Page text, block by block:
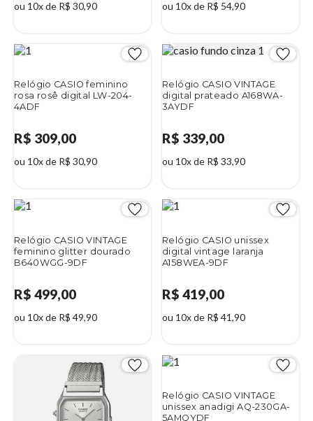
ou 10x de R$ 30,90 ou 10x de R$ 54,90
Relógio CASIO feminino
rosa rosê digital LW-204-
4ADF
R$ 309,00
ou 10x de R$ 30,90
Relógio CASIO VINTAGE
digital prateado A168WA-
3AYDF
R$ 339,00
ou 10x de R$ 33,90
Relógio CASIO VINTAGE
feminino glitter dourado
B640WGG-9DF
R$ 499,00
ou 10x de R$ 49,90
Relógio CASIO unissex
digital vintage laranja
A158WEA-9DF
R$ 419,00
ou 10x de R$ 41,90
Relógio CASIO VINTAGE
unissex anadigi AQ-230GA-
5AMQYDF